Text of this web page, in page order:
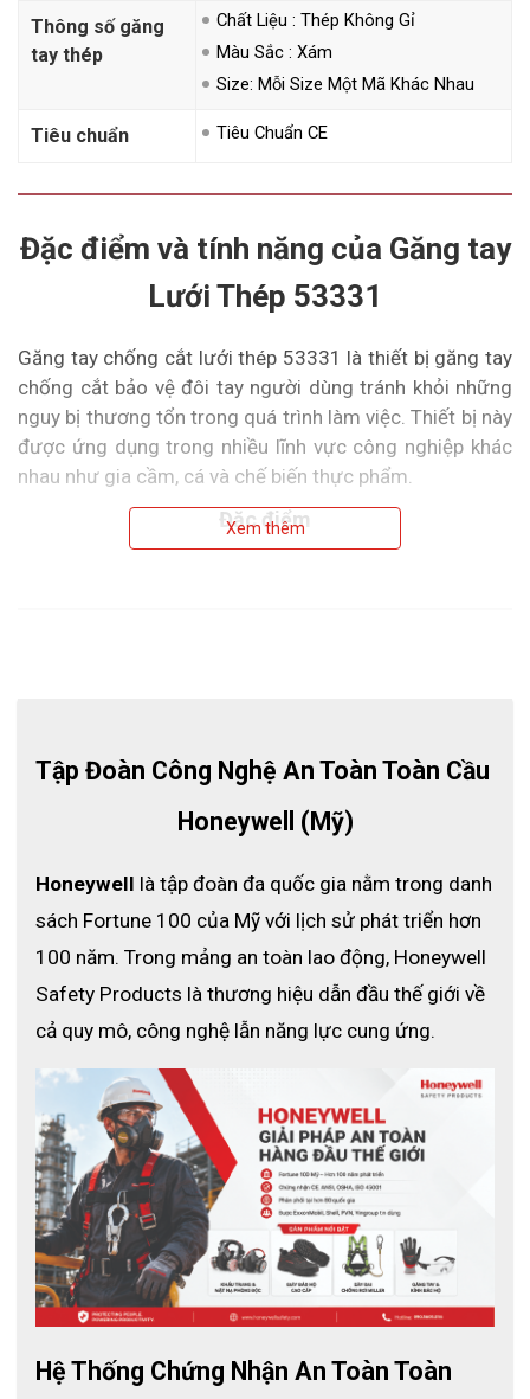
Thông số găng
tay thép
Chất Liệu : Thép Không Gỉ
Màu Sắc : Xám
Size: Mỗi Size Một Mã Khác Nhau
Tiêu chuẩn Tiêu Chuẩn CE
Đặc điểm và tính năng của Găng tay
Lưới Thép 53331
Găng tay chống cắt lưới thép 53331 là thiết bị găng tay
chống cắt bảo vệ đôi tay người dùng tránh khỏi những
nguy bị thương tổn trong quá trình làm việc. Thiết bị này
được ứng dụng trong nhiều lĩnh vực công nghiệp khác
nhau như gia cầm, cá và chế biến thực phẩm.
Đặc điểm
hoặc ấn nút stud.
Không có khe bên trên găng tay bảo vệ hoàn toàn
Mỗi găng tay được cấp một số sêri duy nhất cho
phép truy xuất nguồn gốc, phân bổ găng tay riêng và
lưu giữ hồ sơ.
100% thép không gỉ đảm bảo găng tay không gây dị
ứng không có rủi ro nhiễm bẩn từ dây đeo buộc.
Xem thêm
Tập Đoàn Công Nghệ An Toàn Toàn Cầu
Honeywell (Mỹ)
Honeywell là tập đoàn đa quốc gia nằm trong danh
sách Fortune 100 của Mỹ với lịch sử phát triển hơn
100 năm. Trong mảng an toàn lao động, Honeywell
Safety Products là thương hiệu dẫn đầu thế giới về
cả quy mô, công nghệ lẫn năng lực cung ứng.
Hệ Thống Chứng Nhận An Toàn Toàn